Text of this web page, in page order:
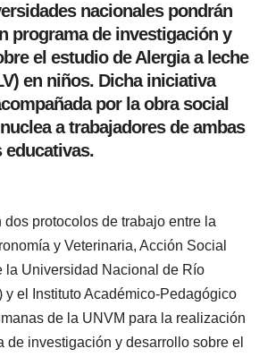
nacionales pondrán
programa de investigación y
el estudio de Alergia a leche
en niños. Dicha iniciativa
por la obra social
a trabajadores de ambas
dos protocolos de trabajo entre la
y Veterinaria, Acción Social
la Universidad Nacional de Río
y el Instituto Académico-Pedagógico
de la UNVM para la realización
de investigación y desarrollo sobre el